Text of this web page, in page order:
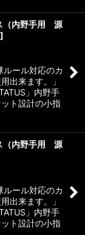
（内野手用 源
]
ルール対応のカ
出来ます。」
」内野手
ト設計の小指
（内野手用 源
ルール対応のカ
出来ます。」
」内野手
ト設計の小指